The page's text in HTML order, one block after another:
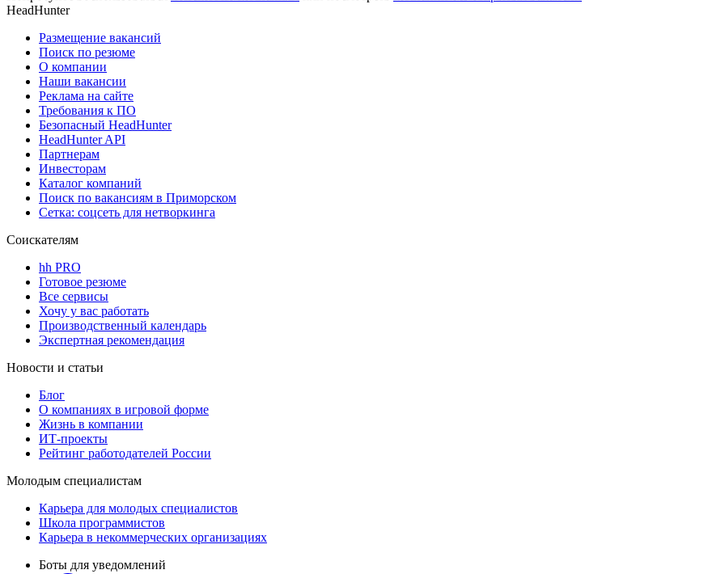
HeadHunter
Размещение вакансий
Поиск по резюме
О компании
Наши вакансии
Реклама на сайте
Требования к ПО
Безопасный HeadHunter
HeadHunter API
Партнерам
Инвесторам
Каталог компаний
Поиск по вакансиям в Приморском
Сетка: соцсеть для нетворкинга
Соискателям
hh PRO
Готовое резюме
Все сервисы
Хочу у вас работать
Производственный календарь
Экспертная рекомендация
Новости и статьи
Блог
О компаниях в игровой форме
Жизнь в компании
ИТ-проекты
Рейтинг работодателей России
Молодым специалистам
Карьера для молодых специалистов
Школа программистов
Карьера в некоммерческих организациях
Боты для уведомлений